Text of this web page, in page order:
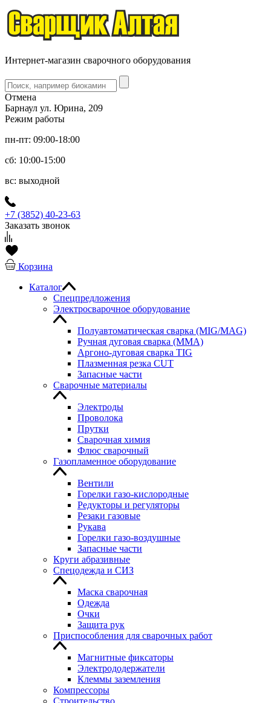
Интернет-магазин сварочного оборудования
Отмена
Барнаул ул. Юрина, 209
Режим работы
пн-пт: 09:00-18:00
сб: 10:00-15:00
вс: выходной
+7 (3852) 40-23-63
Заказать звонок
Корзина
Каталог
Спецпредложения
Электросварочное оборудование
Полуавтоматическая сварка (MIG/MAG)
Ручная дуговая сварка (MMA)
Аргоно-дуговая сварка TIG
Плазменная резка CUT
Запасные части
Сварочные материалы
Электроды
Проволока
Прутки
Сварочная химия
Флюс сварочный
Газопламенное оборудование
Вентили
Горелки газо-кислородные
Редукторы и регуляторы
Резаки газовые
Рукава
Горелки газо-воздушные
Запасные части
Круги абразивные
Спецодежда и СИЗ
Маска сварочная
Одежда
Очки
Защита рук
Приспособления для сварочных работ
Магнитные фиксаторы
Электрододержатели
Клеммы заземления
Компрессоры
Строительство